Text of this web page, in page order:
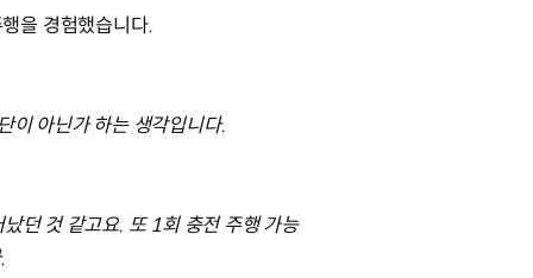
을 경험했습니다.
이 아닌가 하는 생각입니다.
던 것 같고요. 또 1회 충전 주행 가능